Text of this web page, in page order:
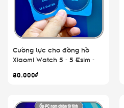
Cường lực cho đồng hồ
Xiaomi Watch 5 - 5 Esim -
47.5mm - 46mm, có khung
80.000₫